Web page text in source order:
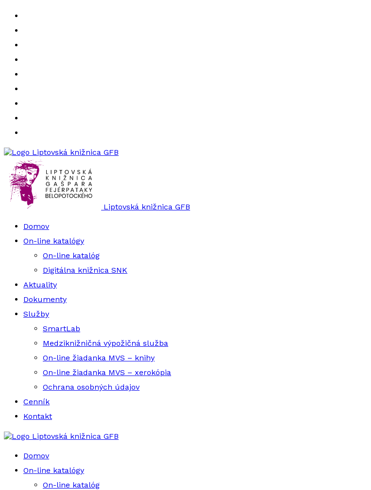
Liptovská knižnica GFB
Liptovská knižnica GFB
Domov
On-line katalógy
On-line katalóg
Digitálna knižnica SNK
Aktuality
Dokumenty
Služby
SmartLab
Medziknižničná výpožičná služba
On-line žiadanka MVS – knihy
On-line žiadanka MVS – xerokópia
Ochrana osobných údajov
Cenník
Kontakt
Liptovská knižnica GFB
Domov
On-line katalógy
On-line katalóg